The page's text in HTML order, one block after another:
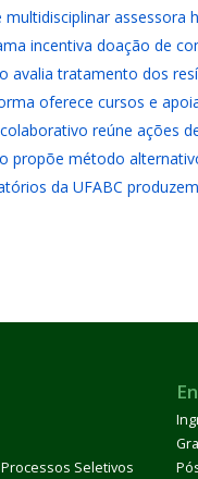
multidisciplinar assessora
incentiva doação de
avalia tratamento dos
oferece cursos e
reúne ações
propõe método
da UFABC
Seletivos